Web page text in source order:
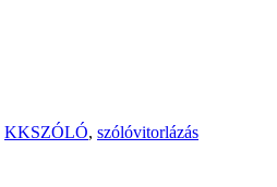
KKSZÓLÓ, szólóvitorlázás